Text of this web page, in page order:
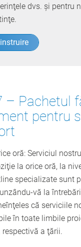
dvs. şi pentru
– Pachetul
pentru
oră: Serviciul
la orice oră, la
specializate sunt
vă la
că serviciile
în toate limbile
a ţării.